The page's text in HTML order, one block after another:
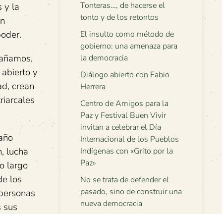
y la
y
crean
lucha
largo
los
sus
Tonteras…, de hacerse el
tonto y de los retontos
El insulto como método de
gobierno: una amenaza para
la democracia
Diálogo abierto con Fabio
Herrera
Centro de Amigos para la
Paz y Festival Buen Vivir
invitan a celebrar el Día
Internacional de los Pueblos
Indígenas con «Grito por la
Paz»
No se trata de defender el
pasado, sino de construir una
nueva democracia